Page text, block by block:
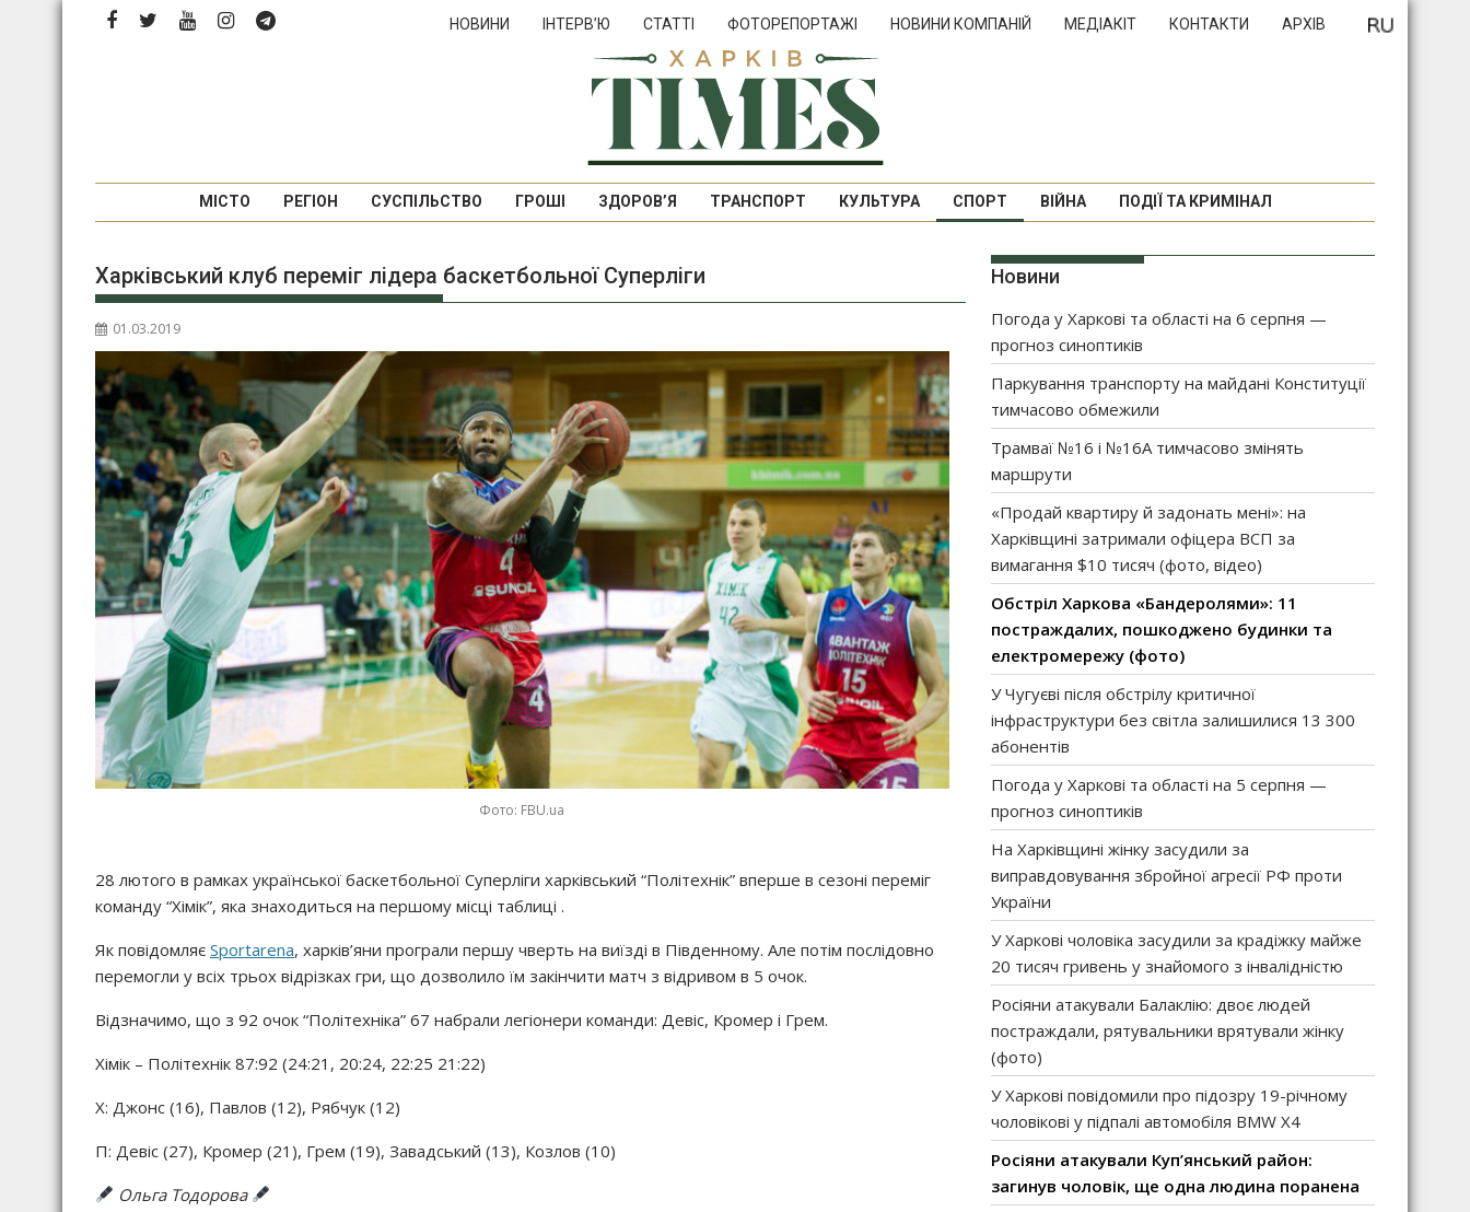
НОВИНИ ІНТЕРВ’Ю СТАТТІ ФОТОРЕПОРТАЖІ НОВИНИ КОМПАНІЙ МЕДІАКІТ КОНТАКТИ АРХІВ
МІСТО РЕГІОН СУСПІЛЬСТВО ГРОШІ ЗДОРОВ’Я ТРАНСПОРТ КУЛЬТУРА СПОРТ ВІЙНА ПОДІЇ ТА КРИМІНАЛ
Харківський клуб переміг лідера баскетбольної Суперліги
01.03.2019
Фото: FBU.ua
28 лютого в рамках української баскетбольної Суперліги харківський “Політехнік” вперше в сезоні переміг
команду “Хімік”, яка знаходиться на першому місці таблиці .
Як повідомляє Sportarena, харків’яни програли першу чверть на виїзді в Південному. Але потім послідовно
перемогли у всіх трьох відрізках гри, що дозволило їм закінчити матч з відривом в 5 очок.
Відзначимо, що з 92 очок “Політехніка” 67 набрали легіонери команди: Девіс, Кромер і Грем.
Хімік – Політехнік 87:92 (24:21, 20:24, 22:25 21:22)
Х: Джонс (16), Павлов (12), Рябчук (12)
П: Девіс (27), Кромер (21), Грем (19), Завадський (13), Козлов (10)
Ольга Тодорова
Новини
Погода у Харкові та області на 6 серпня —
прогноз синоптиків
Паркування транспорту на майдані Конституції
тимчасово обмежили
Трамваї №16 і №16А тимчасово змінять
маршрути
«Продай квартиру й задонать мені»: на
Харківщині затримали офіцера ВСП за
вимагання $10 тисяч (фото, відео)
Обстріл Харкова «Бандеролями»: 11
постраждалих, пошкоджено будинки та
електромережу (фото)
У Чугуєві після обстрілу критичної
інфраструктури без світла залишилися 13 300
абонентів
Погода у Харкові та області на 5 серпня —
прогноз синоптиків
На Харківщині жінку засудили за
виправдовування збройної агресії РФ проти
України
У Харкові чоловіка засудили за крадіжку майже
20 тисяч гривень у знайомого з інвалідністю
Росіяни атакували Балаклію: двоє людей
постраждали, рятувальники врятували жінку
(фото)
У Харкові повідомили про підозру 19-річному
чоловікові у підпалі автомобіля BMW X4
Росіяни атакували Куп’янський район:
загинув чоловік, ще одна людина поранена